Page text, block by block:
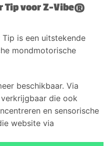
Tip voor Z-Vibe®
Tip is een uitstekende
mondmotorische
beschikbaar. Via
die ook
en sensorische
website via